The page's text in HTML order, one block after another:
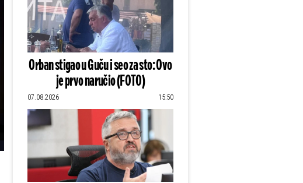
Orban stigao u Guču i seo za sto: Ovo
je prvo naručio (FOTO)
07.08.2026 15:50